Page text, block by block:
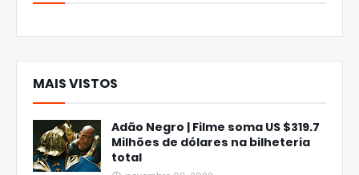
MAIS VISTOS
Adão Negro | Filme soma US $319.7
Milhões de dólares na bilheteria
total